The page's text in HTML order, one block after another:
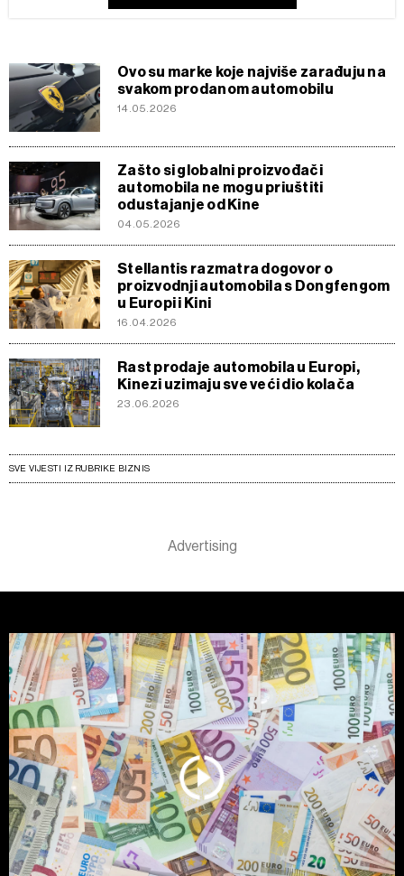
Ovo su marke koje najviše zarađuju na
svakom prodanom automobilu
14.05.2026
Zašto si globalni proizvođači
automobila ne mogu priuštiti
odustajanje od Kine
04.05.2026
Stellantis razmatra dogovor o
proizvodnji automobila s Dongfengom
u Europi i Kini
16.04.2026
Rast prodaje automobila u Europi,
Kinezi uzimaju sve veći dio kolača
23.06.2026
SVE VIJESTI IZ RUBRIKE BIZNIS